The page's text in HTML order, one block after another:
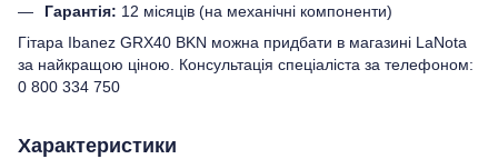
Гарантія: 12 місяців (на механічні компоненти)
Гітара Ibanez GRX40 BKN можна придбати в магазині LaNota
за найкращою ціною. Консультація спеціаліста за телефоном:
0 800 334 750
Характеристики